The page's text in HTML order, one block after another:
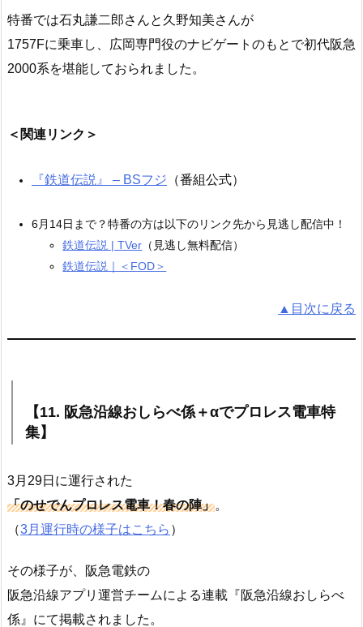
特番では石丸謙二郎さんと久野知美さんが
1757Fに乗車し、広岡専門役のナビゲートのもとで初代阪急
2000系を堪能しておられました。
＜関連リンク＞
『鉄道伝説』 – BSフジ （番組公式）
6月14日まで？特番の方は以下のリンク先から見逃し配信中！
鉄道伝説 | TVer （見逃し無料配信）
鉄道伝説｜＜FOD＞
▲目次に戻る
【11. 阪急沿線おしらべ係＋αでプロレス電車特
集】
3月29日に運行された
「のせでんプロレス電車！春の陣」。
（3月運行時の様子はこちら ）
その様子が、阪急電鉄の
阪急沿線アプリ運営チームによる連載『阪急沿線おしらべ
係』にて掲載されました。